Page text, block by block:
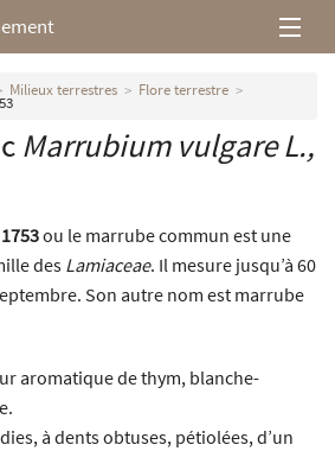
Milieux terrestres Flore terrestre
Marrubium vulgareL.,
ou le marrube commun est une
des Lamiaceae. Il mesure jusqu’à 60
Son autre nom est marrube
aromatique de thym, blanche-
à dents obtuses, pétiolées, d’un